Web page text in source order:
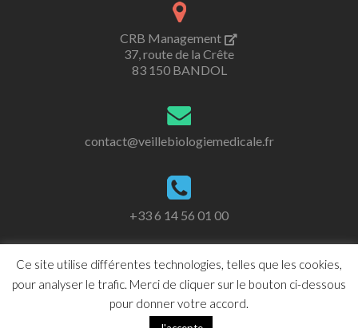
CRB Management
37, route de la Crête
83 150 BANDOL
contact@veillebiologiemedicale.fr
+33 6 14 56 01 00
Web design © 2018 PFS Concept
Mentions légales
Ce site utilise différentes technologies, telles que les cookies,
pour analyser le trafic. Merci de cliquer sur le bouton ci-dessous
pour donner votre accord.